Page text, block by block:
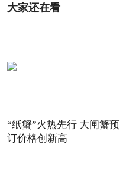
大家还在看
“纸蟹”火热先行 大闸蟹预
订价格创新高